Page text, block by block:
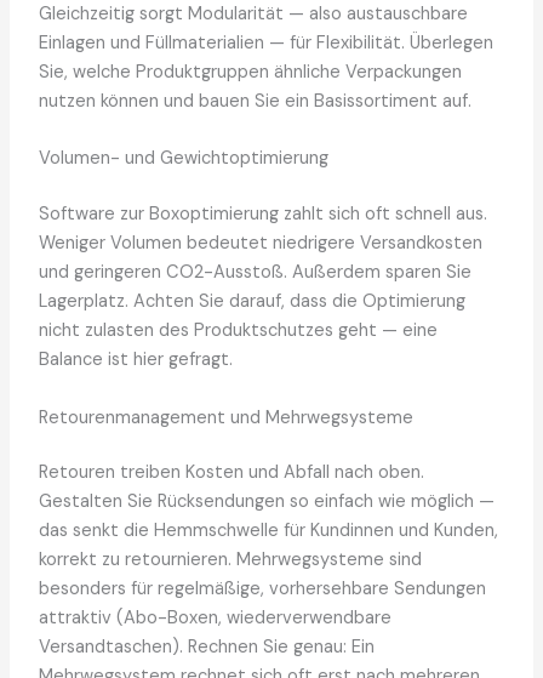
Gleichzeitig sorgt Modularität — also austauschbare
Einlagen und Füllmaterialien — für Flexibilität. Überlegen
Sie, welche Produktgruppen ähnliche Verpackungen
nutzen können und bauen Sie ein Basissortiment auf.
Volumen- und Gewichtoptimierung
Software zur Boxoptimierung zahlt sich oft schnell aus.
Weniger Volumen bedeutet niedrigere Versandkosten
und geringeren CO2-Ausstoß. Außerdem sparen Sie
Lagerplatz. Achten Sie darauf, dass die Optimierung
nicht zulasten des Produktschutzes geht — eine
Balance ist hier gefragt.
Retourenmanagement und Mehrwegsysteme
Retouren treiben Kosten und Abfall nach oben.
Gestalten Sie Rücksendungen so einfach wie möglich —
das senkt die Hemmschwelle für Kundinnen und Kunden,
korrekt zu retournieren. Mehrwegsysteme sind
besonders für regelmäßige, vorhersehbare Sendungen
attraktiv (Abo-Boxen, wiederverwendbare
Versandtaschen). Rechnen Sie genau: Ein